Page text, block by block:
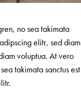
no sea takimata
elitr, sed diam
voluptua. At vero
takimata sanctus est